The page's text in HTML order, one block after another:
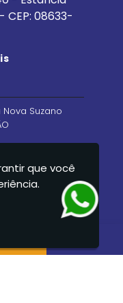
CEP: 08633-
Suzano
que você